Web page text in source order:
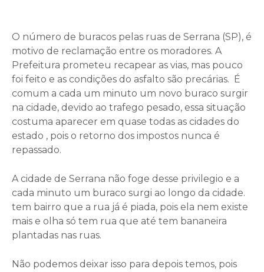
O número de buracos pelas ruas de Serrana (SP), é
motivo de reclamação entre os moradores. A
Prefeitura prometeu recapear as vias, mas pouco
foi feito e as condições do asfalto são precárias. É
comum a cada um minuto um novo buraco surgir
na cidade, devido ao trafego pesado, essa situação
costuma aparecer em quase todas as cidades do
estado , pois o retorno dos impostos nunca é
repassado.
A cidade de Serrana não foge desse privilegio e a
cada minuto um buraco surgi ao longo da cidade.
tem bairro que a rua já é piada, pois ela nem existe
mais e olha só tem rua que até tem bananeira
plantadas nas ruas.
Não podemos deixar isso para depois temos, pois